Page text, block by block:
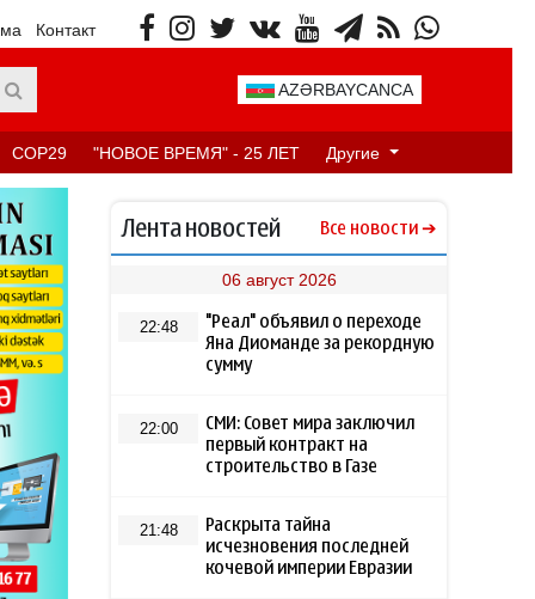
Контакт
AZƏRBAYCANCA
COP29 "НОВОЕ ВРЕМЯ" - 25 ЛЕТ Другие
Лента новостей Все новости
06 август 2026
22:48
"Реал" объявил о переходе
Яна Диоманде за рекордную
сумму
22:00
СМИ: Совет мира заключил
первый контракт на
строительство в Газе
21:48
Раскрыта тайна
исчезновения последней
кочевой империи Евразии